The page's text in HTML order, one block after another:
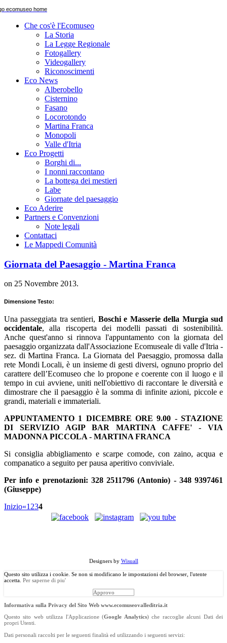
Che cos'è l'Ecomuseo
La Storia
La Legge Regionale
Fotogallery
Videogallery
Riconoscimenti
Eco News
Alberobello
Cisternino
Fasano
Locorotondo
Martina Franca
Monopoli
Valle d'Itria
Eco Progetti
Borghi di...
I nonni raccontano
La bottega dei mestieri
Labe
Giornate del paesaggio
Eco Aderire
Partners e Convenzioni
Note legali
Contattaci
Le Mappedi Comunità
Giornata del Paesaggio - Martina Franca
on 25 Novembre 2013.
Dimensione Testo:
Una passeggiata tra sentieri, Boschi e Masserie della Murgia sud
occidentale, alla riscoperta dei modelli passati di sostenibilità.
Anche quest'anno si rinnova l'appuntamento con la giornata del
paesaggio organizzata dall'Associazione Ecomuseale di valle d'Itria -
sez. di Martina Franca. La Giornata del Paesaggio, promossa dalla
rete Mondi Locali, è un insieme di gesti diversi, ognuno proprio del
carattere dell’Ecomuseo che lo propone e coerente con il luogo e il
tempo in cui avviene, uniti nell'obiettivo di raccontare le diversità e
dimostrare che il paesaggio è la somma di infinite azioni, piccole e
grandi, materiali e immateriali.
APPUNTAMENTO 1 DICEMBRE ORE 9.00 - STAZIONE
DI SERVIZIO AGIP BAR MARTINA CAFFE' - VIA
MADONNA PICCOLA - MARTINA FRANCA
Si consiglia abbigliamento e scarpe comode, con zaino, acqua e
companatico a seguito per pausa aperitivo conviviale.
Per info e prenotazioni: 328 2511796 (Antonio) - 348 9397461
(Giuseppe)
Inizio«1234
Designers by Wisuall
Questo sito utilizza i cookie. Se non si modificano le impostazioni del browser, l'utente
accetta. Per saperne di piu'
Approvo
Informativa sulla Privacy del Sito Web www.ecomuseovalleditria.it
Questo sito web utilizza l'Applicazione (Google Analytics) che raccoglie alcuni Dati dei
propri Utenti.
Dati personali raccolti per le seguenti finalità ed utilizzando i seguenti servizi: